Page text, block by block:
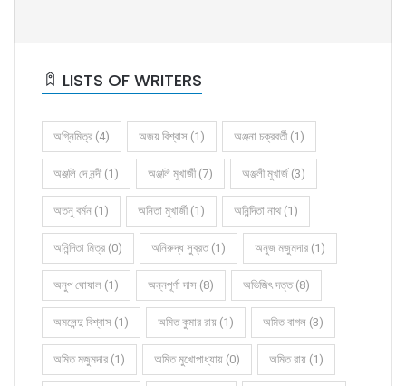
LISTS OF WRITERS
অগ্নিমিত্র (4) অজয় বিশ্বাস (1) অঞ্জনা চক্রবর্তী (1)
অঞ্জলি দে নন্দী (1) অঞ্জলি মুখার্জী (7) অঞ্জলী মুখার্জ (3)
অতনু বর্মন (1) অনিতা মুখার্জী (1) অনিন্দিতা নাথ (1)
অনিন্দিতা মিত্র (0) অনিরুদ্ধ সুব্রত (1) অনুজ মজুমদার (1)
অনুপ ঘোষাল (1) অন্নপূর্ণা দাস (8) অভিজিৎ দত্ত (8)
অমলেন্দু বিশ্বাস (1) অমিত কুমার রায় (1) অমিত বাগল (3)
অমিত মজুমদার (1) অমিত মুখোপাধ্যায় (0) অমিত রায় (1)